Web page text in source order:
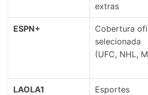
extras
ESPN+
Cobertura
selecionada
(UFC, NHL,
LAOLA1
Esportes